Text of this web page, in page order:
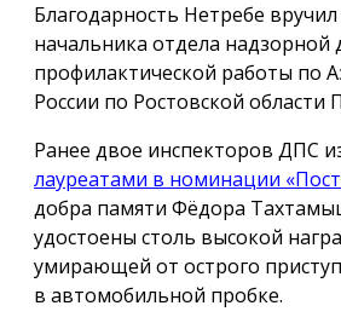
Благодарность Нетребе
начальника отдела надзорной
профилактической работы по
России по Ростовской области
Ранее двое инспекторов ДПС
лауреатами в номинации
добра памяти Фёдора
удостоены столь высокой
умирающей от острого
в автомобильной пробке.